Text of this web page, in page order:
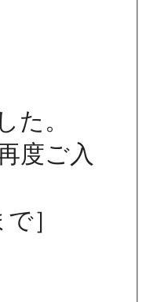
た。
度ご入
］